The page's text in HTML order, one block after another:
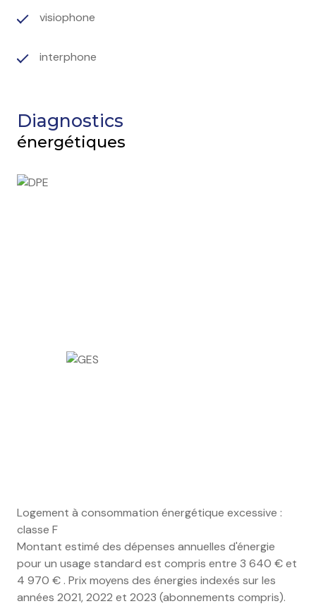
visiophone
interphone
Diagnostics
énergétiques
Logement à consommation énergétique excessive :
classe F
Montant estimé des dépenses annuelles d'énergie
pour un usage standard est compris entre 3 640 € et
4 970 € . Prix moyens des énergies indexés sur les
années 2021, 2022 et 2023 (abonnements compris).